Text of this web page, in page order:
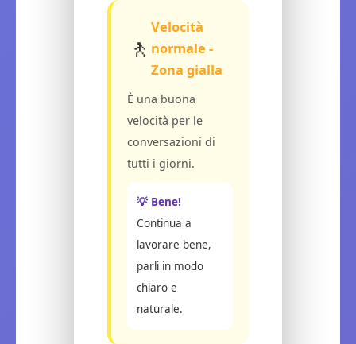
🚶
Velocità
normale -
Zona gialla
È una buona
velocità per le
conversazioni di
tutti i giorni.
💡 Bene!
Continua a
lavorare bene,
parli in modo
chiaro e
naturale.